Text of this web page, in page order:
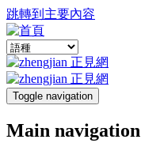
跳轉到主要內容
Toggle navigation
Main navigation